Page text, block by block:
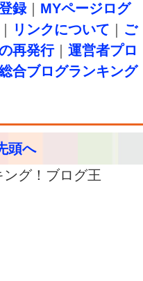
録｜ MYページログ
リンクについて
ご
再発行｜ 運営者プロ
合ブログランキング
頭へ
グ！ブログ王